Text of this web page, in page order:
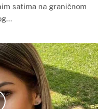
satima na graničnom